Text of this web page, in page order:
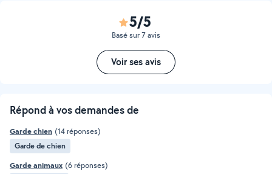
5/5
Basé sur 7 avis
Voir ses avis
Répond à vos demandes de
Garde chien (14 réponses)
Garde de chien
Garde animaux (6 réponses)